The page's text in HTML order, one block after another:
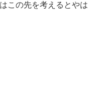
この先を考えるとやは